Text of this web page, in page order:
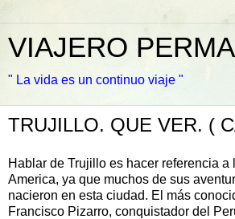
VIAJERO
" La vida es un continuo viaje "
TRUJILLO. QUE VER. (
Hablar de Trujillo es hacer referencia a
America, ya que muchos de sus
nacieron en esta ciudad. El más
Francisco Pizarro, conquistador del